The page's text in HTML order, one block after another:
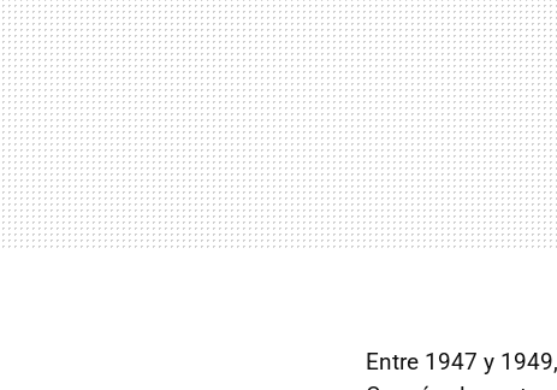
Entre 1947 y